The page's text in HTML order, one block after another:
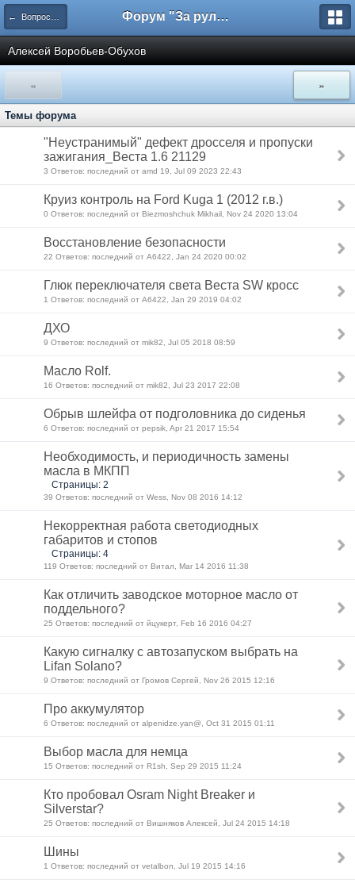
← Вопросы экспертам Форум "За рулем"
Алексей Воробьев-Обухов
« »
Темы форума
"Неустранимый" дефект дросселя и пропуски
зажигания_Веста 1.6 21129
3 Ответов: последний от amd 19, Jul 09 2023 22:43
Круиз контроль на Ford Kuga 1 (2012 г.в.)
0 Ответов: последний от Biezmoshchuk Mikhail, Nov 24 2020 13:04
Восстановление безопасности
22 Ответов: последний от А6422, Jan 24 2020 00:02
Глюк переключателя света Веста SW кросс
1 Ответов: последний от А6422, Jan 29 2019 04:02
ДХО
9 Ответов: последний от mik82, Jul 05 2018 08:59
Масло Rolf.
16 Ответов: последний от mik82, Jul 23 2017 22:08
Обрыв шлейфа от подголовника до сиденья
6 Ответов: последний от pepsik, Apr 21 2017 15:54
Необходимость, и периодичность замены
масла в МКПП
Страницы: 2
39 Ответов: последний от Wess, Nov 08 2016 14:12
Некорректная работа светодиодных
габаритов и стопов
Страницы: 4
119 Ответов: последний от Витал, Mar 14 2016 11:38
Как отличить заводское моторное масло от
поддельного?
25 Ответов: последний от йцукерт, Feb 16 2016 04:27
Какую сигналку с автозапуском выбрать на
Lifan Solano?
9 Ответов: последний от Громов Сергей, Nov 26 2015 12:16
Про аккумулятор
6 Ответов: последний от alpenidze.yan@, Oct 31 2015 01:11
Выбор масла для немца
15 Ответов: последний от R1sh, Sep 29 2015 11:24
Кто пробовал Osram Night Breaker и
Silverstar?
25 Ответов: последний от Вишняков Алексей, Jul 24 2015 14:18
Шины
1 Ответов: последний от vetalbon, Jul 19 2015 14:16